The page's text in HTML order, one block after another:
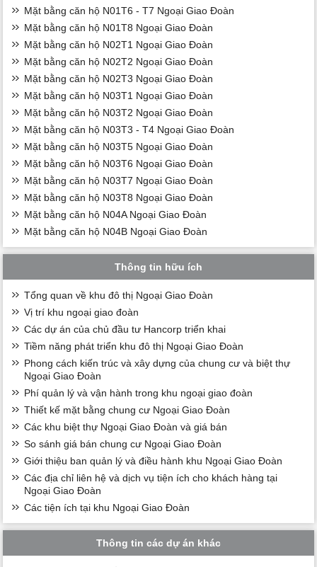
Mặt bằng căn hộ N01T6 - T7 Ngoại Giao Đoàn
Mặt bằng căn hộ N01T8 Ngoại Giao Đoàn
Mặt bằng căn hộ N02T1 Ngoại Giao Đoàn
Mặt bằng căn hộ N02T2 Ngoại Giao Đoàn
Mặt bằng căn hộ N02T3 Ngoại Giao Đoàn
Mặt bằng căn hộ N03T1 Ngoại Giao Đoàn
Mặt bằng căn hộ N03T2 Ngoại Giao Đoàn
Mặt bằng căn hộ N03T3 - T4 Ngoại Giao Đoàn
Mặt bằng căn hộ N03T5 Ngoại Giao Đoàn
Mặt bằng căn hộ N03T6 Ngoại Giao Đoàn
Mặt bằng căn hộ N03T7 Ngoại Giao Đoàn
Mặt bằng căn hộ N03T8 Ngoại Giao Đoàn
Mặt bằng căn hộ N04A Ngoại Giao Đoàn
Mặt bằng căn hộ N04B Ngoại Giao Đoàn
Thông tin hữu ích
Tổng quan về khu đô thị Ngoại Giao Đoàn
Vị trí khu ngoại giao đoàn
Các dự án của chủ đầu tư Hancorp triển khai
Tiềm năng phát triển khu đô thị Ngoại Giao Đoàn
Phong cách kiến trúc và xây dựng của chung cư và biệt thự
Ngoại Giao Đoàn
Phí quản lý và vận hành trong khu ngoại giao đoàn
Thiết kế mặt bằng chung cư Ngoại Giao Đoàn
Các khu biệt thự Ngoại Giao Đoàn và giá bán
So sánh giá bán chung cư Ngoại Giao Đoàn
Giới thiệu ban quản lý và điều hành khu Ngoại Giao Đoàn
Các địa chỉ liên hệ và dịch vụ tiện ích cho khách hàng tại
Ngoại Giao Đoàn
Các tiện ích tại khu Ngoại Giao Đoàn
Thông tin các dự án khác